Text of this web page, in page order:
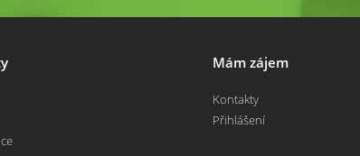
Mám zájem
Kontakty
Přihlášení